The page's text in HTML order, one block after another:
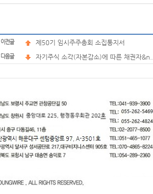
전글 제50기 임시주주총회 소집통지서
음글 자기주식 소각(자본감소)에 따른 채권자&n...